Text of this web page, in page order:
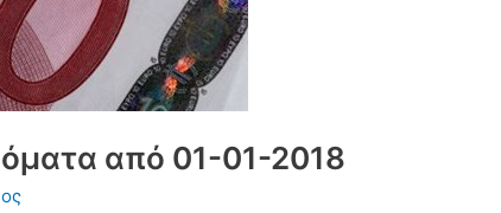
από 01-01-2018